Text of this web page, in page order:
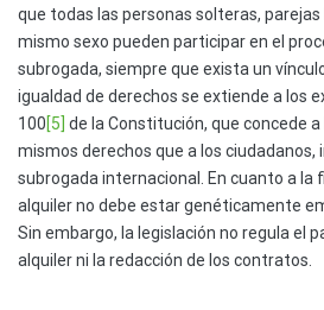
que todas las personas solteras, parejas
mismo sexo pueden participar en el
subrogada, siempre que exista un
igualdad de derechos se extiende a los
100[5] de la Constitución, que concede
mismos derechos que a los ciudadanos,
subrogada internacional. En cuanto a la
alquiler no debe estar genéticamente
Sin embargo, la legislación no regula el
alquiler ni la redacción de los contratos.